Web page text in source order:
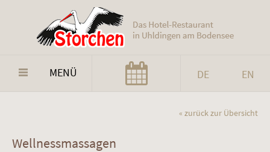
DE EN
MENÜ
« zurück zur Übersicht
Wellnessmassagen